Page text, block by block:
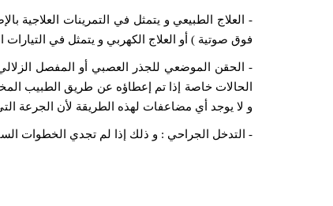
- العلاج الطبيعي و يتمثل في التمرينات العلاجية
فوق صوتية ) أو العلاج الكهربي و يتمثل في التيارات
- الحقن الموضعي للجذر العصبي
أو المفصل
و لا يوجد أي مضاعفات لهذه الطريقة لأن الجرعة
- التدخل الجراحي : و ذلك إذا لم تجدي الخطوات السابقة لمدة 6